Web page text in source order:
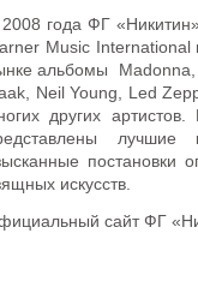
года ФГ
Music International
альбомы Madonna,
Neil Young, Led
других
лучшие
искусств.
сайт ФГ